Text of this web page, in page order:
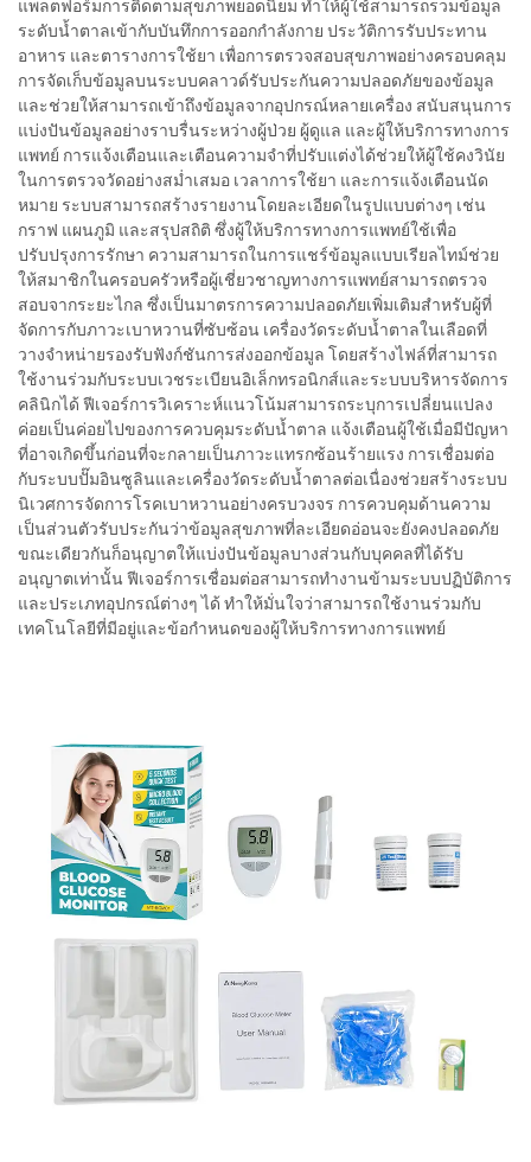
แพลตฟอร์มการติดตามสุขภาพยอดนิยม ทำให้ผู้ใช้สามารถรวมข้อมูล
ระดับน้ำตาลเข้ากับบันทึกการออกกำลังกาย ประวัติการรับประทาน
อาหาร และตารางการใช้ยา เพื่อการตรวจสอบสุขภาพอย่างครอบคลุม
การจัดเก็บข้อมูลบนระบบคลาวด์รับประกันความปลอดภัยของข้อมูล
และช่วยให้สามารถเข้าถึงข้อมูลจากอุปกรณ์หลายเครื่อง สนับสนุนการ
แบ่งปันข้อมูลอย่างราบรื่นระหว่างผู้ป่วย ผู้ดูแล และผู้ให้บริการทางการ
แพทย์ การแจ้งเตือนและเตือนความจำที่ปรับแต่งได้ช่วยให้ผู้ใช้คงวินัย
ในการตรวจวัดอย่างสม่ำเสมอ เวลาการใช้ยา และการแจ้งเตือนนัด
หมาย ระบบสามารถสร้างรายงานโดยละเอียดในรูปแบบต่างๆ เช่น
กราฟ แผนภูมิ และสรุปสถิติ ซึ่งผู้ให้บริการทางการแพทย์ใช้เพื่อ
ปรับปรุงการรักษา ความสามารถในการแชร์ข้อมูลแบบเรียลไทม์ช่วย
ให้สมาชิกในครอบครัวหรือผู้เชี่ยวชาญทางการแพทย์สามารถตรวจ
สอบจากระยะไกล ซึ่งเป็นมาตรการความปลอดภัยเพิ่มเติมสำหรับผู้ที่
จัดการกับภาวะเบาหวานที่ซับซ้อน เครื่องวัดระดับน้ำตาลในเลือดที่
วางจำหน่ายรองรับฟังก์ชันการส่งออกข้อมูล โดยสร้างไฟล์ที่สามารถ
ใช้งานร่วมกับระบบเวชระเบียนอิเล็กทรอนิกส์และระบบบริหารจัดการ
คลินิกได้ ฟีเจอร์การวิเคราะห์แนวโน้มสามารถระบุการเปลี่ยนแปลง
ค่อยเป็นค่อยไปของการควบคุมระดับน้ำตาล แจ้งเตือนผู้ใช้เมื่อมีปัญหา
ที่อาจเกิดขึ้นก่อนที่จะกลายเป็นภาวะแทรกซ้อนร้ายแรง การเชื่อมต่อ
กับระบบปั๊มอินซูลินและเครื่องวัดระดับน้ำตาลต่อเนื่องช่วยสร้างระบบ
นิเวศการจัดการโรคเบาหวานอย่างครบวงจร การควบคุมด้านความ
เป็นส่วนตัวรับประกันว่าข้อมูลสุขภาพที่ละเอียดอ่อนจะยังคงปลอดภัย
ขณะเดียวกันก็อนุญาตให้แบ่งปันข้อมูลบางส่วนกับบุคคลที่ได้รับ
อนุญาตเท่านั้น ฟีเจอร์การเชื่อมต่อสามารถทำงานข้ามระบบปฏิบัติการ
และประเภทอุปกรณ์ต่างๆ ได้ ทำให้มั่นใจว่าสามารถใช้งานร่วมกับ
เทคโนโลยีที่มีอยู่และข้อกำหนดของผู้ให้บริการทางการแพทย์